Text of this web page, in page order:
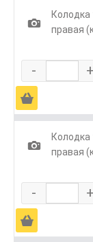
1
правая
- +
Ä
1
правая
- +
Ä